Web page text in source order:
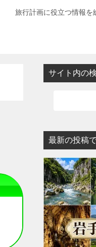
旅行計画に役立つ情報を
サイト内の
最新の投稿